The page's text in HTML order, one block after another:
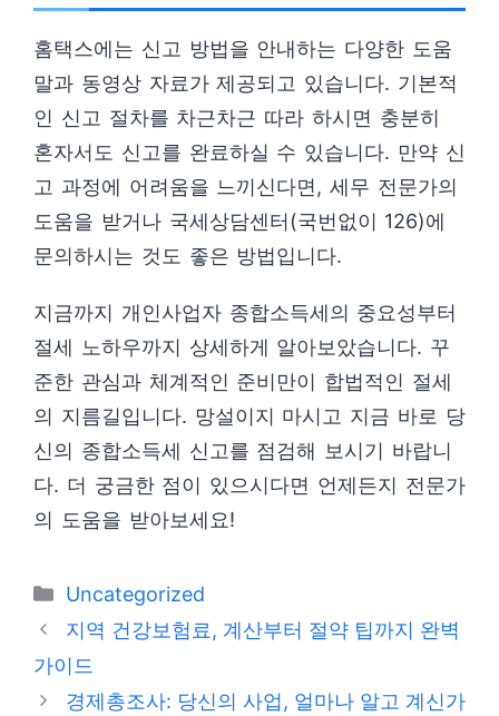
홈택스에는 신고 방법을 안내하는 다양한 도움
말과 동영상 자료가 제공되고 있습니다. 기본적
인 신고 절차를 차근차근 따라 하시면 충분히
혼자서도 신고를 완료하실 수 있습니다. 만약 신
고 과정에 어려움을 느끼신다면, 세무 전문가의
도움을 받거나 국세상담센터(국번없이 126)에
문의하시는 것도 좋은 방법입니다.
지금까지 개인사업자 종합소득세의 중요성부터
절세 노하우까지 상세하게 알아보았습니다. 꾸
준한 관심과 체계적인 준비만이 합법적인 절세
의 지름길입니다. 망설이지 마시고 지금 바로 당
신의 종합소득세 신고를 점검해 보시기 바랍니
다. 더 궁금한 점이 있으시다면 언제든지 전문가
의 도움을 받아보세요!
카
테
리
Uncategorized
지역 건강보험료, 계산부터 절약 팁까지 완벽
가이드
경제총조사: 당신의 사업, 얼마나 알고 계신가